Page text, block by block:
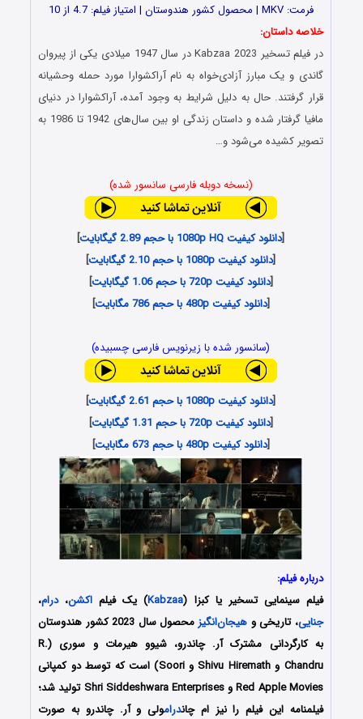
فرمت: MKV | محصول کشور هندوستان | امتیاز فیلم: 4.7 از 10
خلاصه داستان:
در فیلم تسخیر Kabzaa 2023 در سال 1947 میلادی یکی از پیروان
گاندی و یک مبارز آزادی‌خواه به نام آراکشوارا مورد حمله وحشیانه
قرار گرفتند. حال به دلیل شرایط به وجود آمده، آراکشوارا در دنیای
مافیا گرفتار شده و داستان زندگی او بین سال‌های 1942 تا 1986 به
تصویر کشیده می‌شود و…
(نسخه دوبله فارسی سانسور شده)
[دانلود کیفیت 1080p HQ با حجم 2.89 گیگابایت
]
[دانلود کیفیت 1080p با حجم 2.10 گیگابایت
]
[دانلود کیفیت 720p با حجم 1.06 گیگابایت
]
[دانلود کیفیت 480p با حجم 786 مگابایت ]
(سانسور شده با زیرنویس فارسی چسبیده)
[دانلود کیفیت 1080p با حجم 2.61 گیگابایت
]
[دانلود کیفیت 720p با حجم 1.31 گیگابایت
]
[دانلود کیفیت 480p با حجم 673 مگابایت ]
درباره فیلم:
فیلم سینمایی تسخیر یا کبزا (Kabzaa) یک فیلم اکشن،درام،
جنایی، تاریخی و هیجان‌انگیز
محصول سال 2023 کشور هندوستان
به کارگردانی مشترک آر. چاندرو، شیوو هیرمات و سوری (R.
Chandru و Shivu Hiremath و Soori) است که توسط دو کمپانی‌
Red Apple Movies و Shri Siddeshwara Enterprises تولید شد؛
فیلمنامه این فیلم را نیز ام چاندرامولی و آر. چاندرو به صورت